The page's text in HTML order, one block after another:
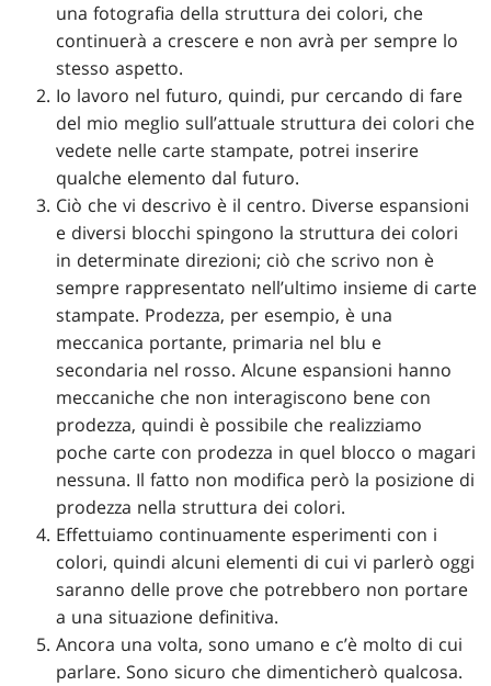
una fotografia della struttura dei colori, che
continuerà a crescere e non avrà per sempre lo
stesso aspetto.
Io lavoro nel futuro, quindi, pur cercando di fare
del mio meglio sull’attuale struttura dei colori che
vedete nelle carte stampate, potrei inserire
qualche elemento dal futuro.
Ciò che vi descrivo è il centro. Diverse espansioni
e diversi blocchi spingono la struttura dei colori
in determinate direzioni; ciò che scrivo non è
sempre rappresentato nell’ultimo insieme di carte
stampate. Prodezza, per esempio, è una
meccanica portante, primaria nel blu e
secondaria nel rosso. Alcune espansioni hanno
meccaniche che non interagiscono bene con
prodezza, quindi è possibile che realizziamo
poche carte con prodezza in quel blocco o magari
nessuna. Il fatto non modifica però la posizione di
prodezza nella struttura dei colori.
Effettuiamo continuamente esperimenti con i
colori, quindi alcuni elementi di cui vi parlerò oggi
saranno delle prove che potrebbero non portare
a una situazione definitiva.
Ancora una volta, sono umano e c’è molto di cui
parlare. Sono sicuro che dimenticherò qualcosa.